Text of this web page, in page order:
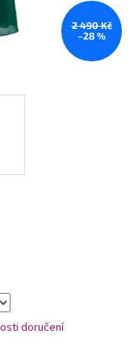
2 490 Kč
–28 %
doručení